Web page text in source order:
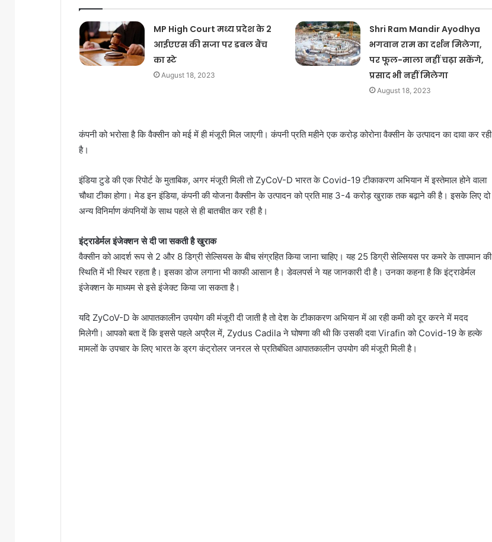
MP High Court मध्य प्रदेश के 2
आईएएस की सजा पर डबल बैंच
का स्टे
August 18, 2023
Shri Ram Mandir Ayodhya
भगवान राम का दर्शन मिलेगा,
पर फूल-माला नहीं चढ़ा सकेंगे,
प्रसाद भी नहीं मिलेगा
August 18, 2023
कंपनी को भरोसा है कि वैक्सीन को मई में ही मंजूरी मिल जाएगी। कंपनी प्रति महीने एक करोड़ कोरोना वैक्सीन के उत्पादन का दावा कर रही
है।
इंडिया टुडे की एक रिपोर्ट के मुताबिक, अगर मंजूरी मिली तो ZyCoV-D भारत के Covid-19 टीकाकरण अभियान में इस्तेमाल होने वाला
चौथा टीका होगा। मेड इन इंडिया, कंपनी की योजना वैक्सीन के उत्पादन को प्रति माह 3-4 करोड़ खुराक तक बढ़ाने की है। इसके लिए दो
अन्य विनिर्माण कंपनियों के साथ पहले से ही बातचीत कर रही है।
इंट्राडेर्मल इंजेक्शन से दी जा सकती है खुराक
वैक्सीन को आदर्श रूप से 2 और 8 डिग्री सेल्सियस के बीच संग्रहित किया जाना चाहिए। यह 25 डिग्री सेल्सियस पर कमरे के तापमान की
स्थिति में भी स्थिर रहता है। इसका डोज लगाना भी काफी आसान है। डेवलपर्स ने यह जानकारी दी है। उनका कहना है कि इंट्राडेर्मल
इंजेक्शन के माध्यम से इसे इंजेक्ट किया जा सकता है।
यदि ZyCoV-D के आपातकालीन उपयोग की मंजूरी दी जाती है तो देश के टीकाकरण अभियान में आ रही कमी को दूर करने में मदद
मिलेगी। आपको बता दें कि इससे पहले अप्रैल में, Zydus Cadila ने घोषणा की थी कि उसकी दवा Virafin को Covid-19 के हल्के
मामलों के उपचार के लिए भारत के ड्रग कंट्रोलर जनरल से प्रतिबंधित आपातकालीन उपयोग की मंजूरी मिली है।